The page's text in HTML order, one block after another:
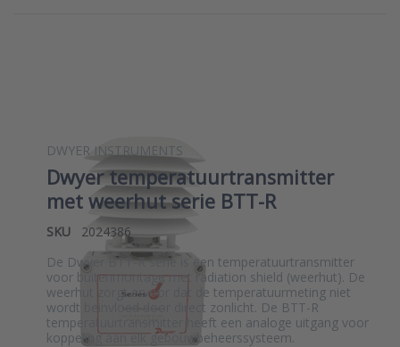
DWYER INSTRUMENTS
Dwyer temperatuurtransmitter
met weerhut serie BTT-R
SKU
2024386
De Dwyer BTT-R serie is een temperatuurtransmitter
voor buitenmontage met radiation shield (weerhut). De
weerhut zorgt ervoor dat de temperatuurmeting niet
wordt beinvloed door direct zonlicht. De BTT-R
temperatuurtransmitter heeft een analoge uitgang voor
koppeling aan elk gebouwbeheerssysteem.